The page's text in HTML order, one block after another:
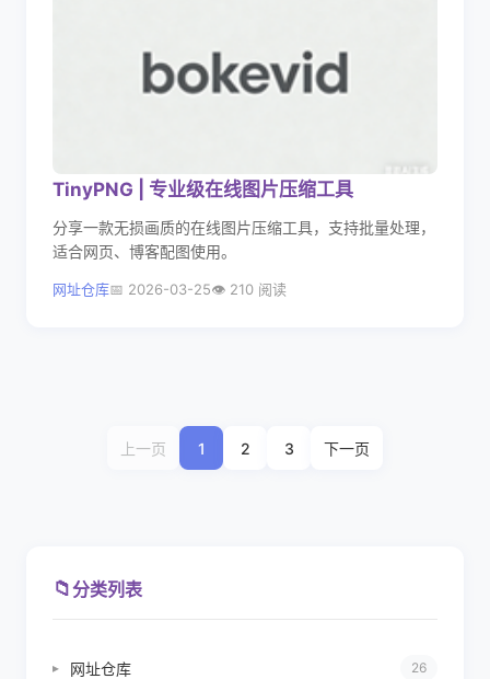
TinyPNG | 专业级在线图片压缩工具
分享一款无损画质的在线图片压缩工具，支持批量处理，
适合网页、博客配图使用。
网址仓库 2026-03-25 210 阅读
上一页 1 2 3 下一页
📁分类列表
▸ 网址仓库 26